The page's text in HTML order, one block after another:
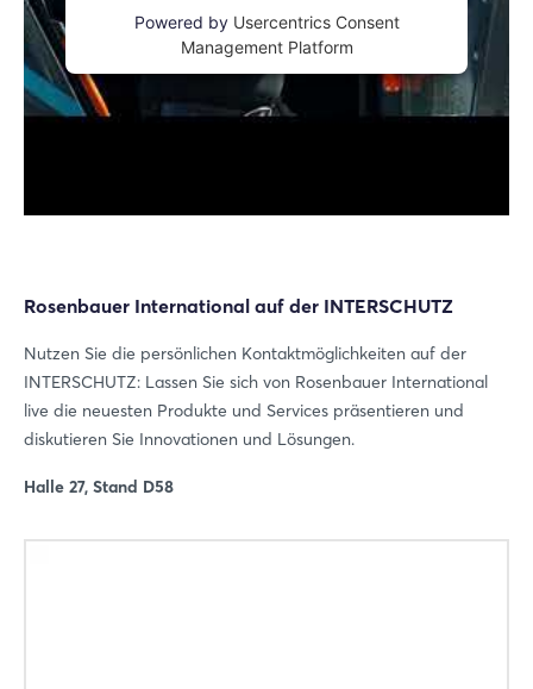
Powered by Usercentrics Consent
Management Platform
Rosenbauer International auf der INTERSCHUTZ
Nutzen Sie die persönlichen Kontaktmöglichkeiten auf der
INTERSCHUTZ: Lassen Sie sich von Rosenbauer International
live die neuesten Produkte und Services präsentieren und
diskutieren Sie Innovationen und Lösungen.
Halle 27, Stand D58
Login